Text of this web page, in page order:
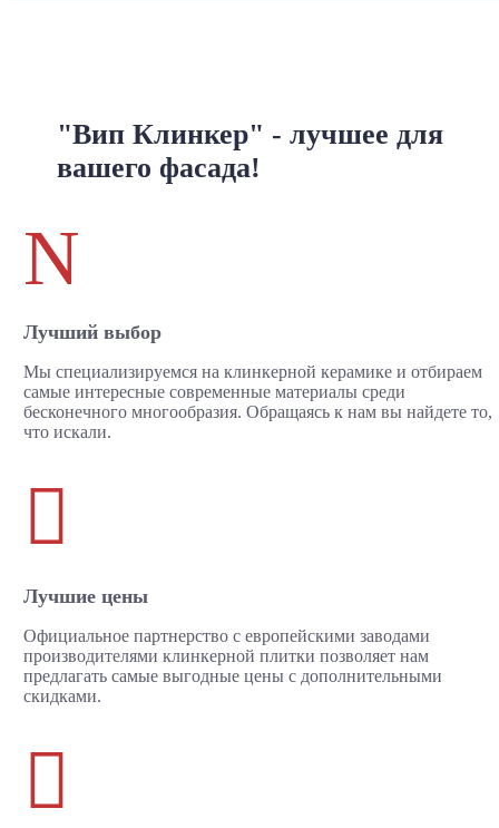
"Вип Клинкер" - лучшее для
вашего фасада!
N
Лучший выбор
Мы специализируемся на клинкерной керамике и отбираем
самые интересные современные материалы среди
бесконечного многообразия. Обращаясь к нам вы найдете то,
что искали.

Лучшие цены
Официальное партнерство с европейскими заводами
производителями клинкерной плитки позволяет нам
предлагать самые выгодные цены с дополнительными
скидками.
